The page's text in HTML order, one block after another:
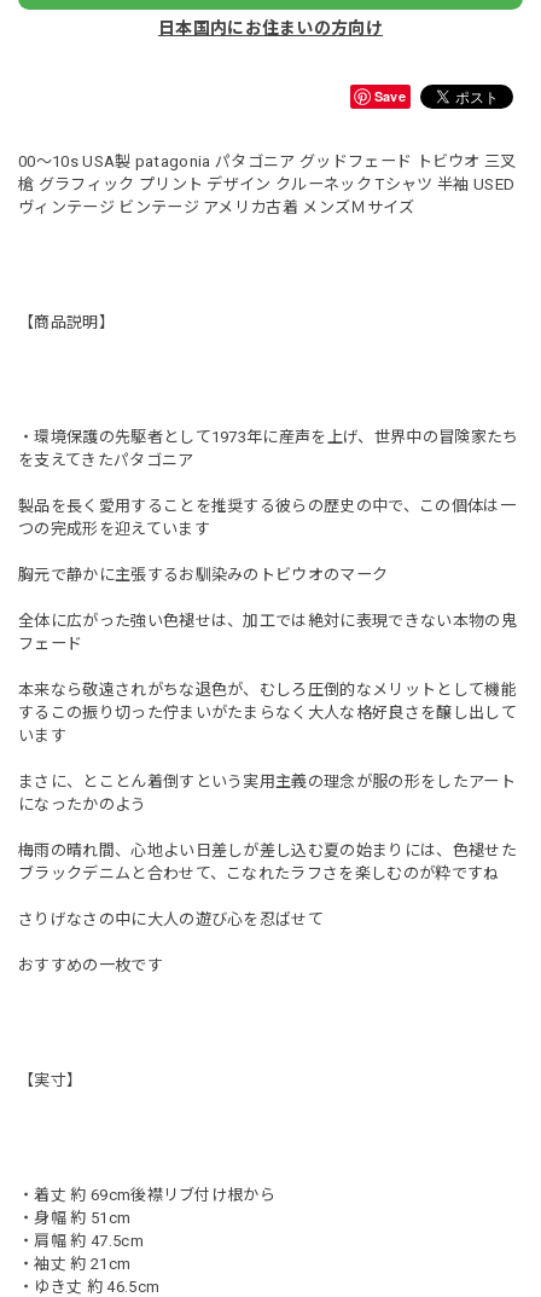
日本国内にお住まいの方向け
Save
00～10s USA製 patagonia パタゴニア グッドフェード トビウオ 三叉
槍 グラフィック プリント デザイン クルーネック Tシャツ 半袖 USED
ヴィンテージ ビンテージ アメリカ古着 メンズＭサイズ
【商品説明】
・環境保護の先駆者として1973年に産声を上げ、世界中の冒険家たち
を支えてきたパタゴニア
製品を長く愛用することを推奨する彼らの歴史の中で、この個体は一
つの完成形を迎えています
胸元で静かに主張するお馴染みのトビウオのマーク
全体に広がった強い色褪せは、加工では絶対に表現できない本物の鬼
フェード
本来なら敬遠されがちな退色が、むしろ圧倒的なメリットとして機能
するこの振り切った佇まいがたまらなく大人な格好良さを醸し出して
います
まさに、とことん着倒すという実用主義の理念が服の形をしたアート
になったかのよう
梅雨の晴れ間、心地よい日差しが差し込む夏の始まりには、色褪せた
ブラックデニムと合わせて、こなれたラフさを楽しむのが粋ですね
さりげなさの中に大人の遊び心を忍ばせて
おすすめの一枚です
【実寸】
・着丈 約 69cm後襟リブ付け根から
・身幅 約 51cm
・肩幅 約 47.5cm
・袖丈 約 21cm
・ゆき丈 約 46.5cm